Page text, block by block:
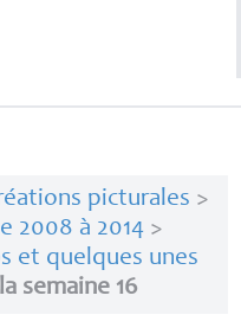
picturales >
2008 à 2014>
et quelques unes
semaine 16